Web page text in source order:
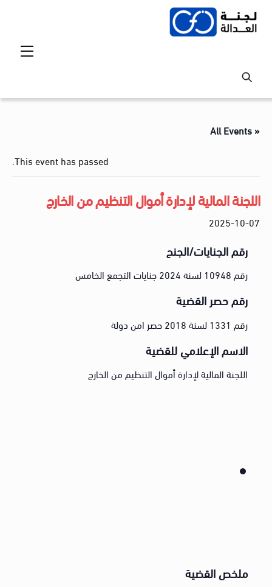
Skip
« All Events
This event has passed.
اللجنة المالية لإدارة أموال التنظيم من الخارج
2025-10-07
رقم الجنايات/الجنح
رقم 10948 لسنة 2024 جنايات التجمع الخامس
رقم حصر القضية
رقم 1331 لسنة 2018 حصر امن دولة
الاسم الإعلامي للقضية
اللجنة المالية لإدارة أموال التنظيم من الخارج
ملخص القضية